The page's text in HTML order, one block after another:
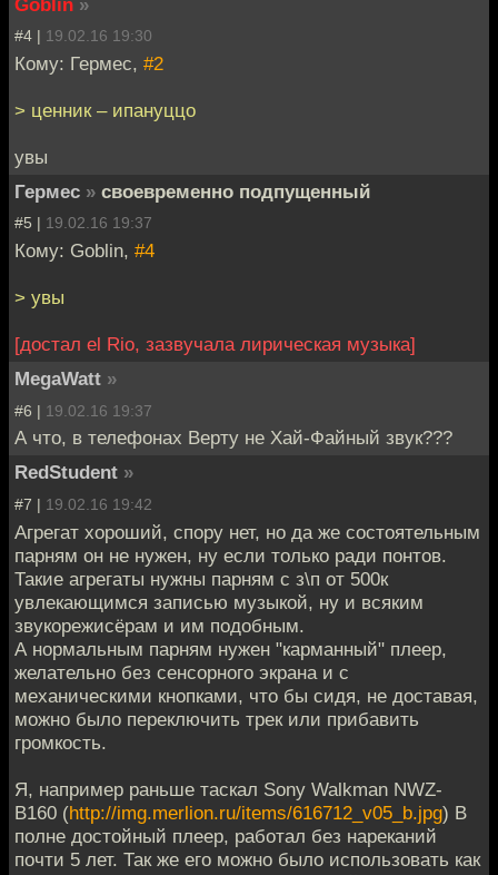
Goblin »
#4 | 19.02.16 19:30
Кому: Гермес, #2
> ценник – ипануццо
увы
Гермес » своевременно подпущенный
#5 | 19.02.16 19:37
Кому: Goblin, #4
> увы
[достал el Rio, зазвучала лирическая музыка]
MegaWatt »
#6 | 19.02.16 19:37
А что, в телефонах Верту не Хай-Файный звук???
RedStudent »
#7 | 19.02.16 19:42
Агрегат хороший, спору нет, но да же состоятельным
парням он не нужен, ну если только ради понтов.
Такие агрегаты нужны парням с з\п от 500к
увлекающимся записью музыкой, ну и всяким
звукорежисёрам и им подобным.
А нормальным парням нужен "карманный" плеер,
желательно без сенсорного экрана и с
механическими кнопками, что бы сидя, не доставая,
можно было переключить трек или прибавить
громкость.
Я, например раньше таскал Sony Walkman NWZ-
B160 (http://img.merlion.ru/items/616712_v05_b.jpg) В
полне достойный плеер, работал без нареканий
почти 5 лет. Так же его можно было использовать как